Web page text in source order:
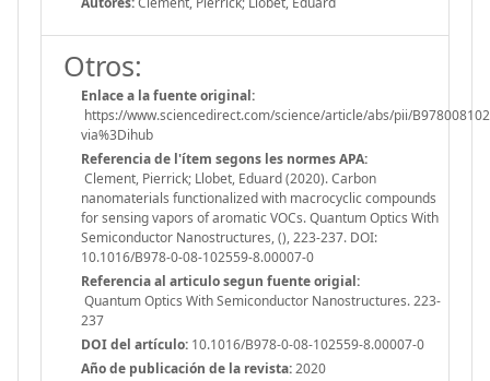
Otros:
Enlace a la fuente original:
https://www.sciencedirect.com/science/article/abs/pii/
via%3Dihub
Referencia de l'ítem segons les normes APA:
Clement, Pierrick; Llobet, Eduard (2020). Carbon
nanomaterials functionalized with macrocyclic compounds
for sensing vapors of aromatic VOCs. Quantum Optics With
Semiconductor Nanostructures, (), 223-237. DOI:
10.1016/B978-0-08-102559-8.00007-0
Referencia al articulo segun fuente origial:
Quantum Optics With Semiconductor Nanostructures. 223-
237
DOI del artículo: 10.1016/B978-0-08-102559-8.00007-0
Año de publicación de la revista:2020